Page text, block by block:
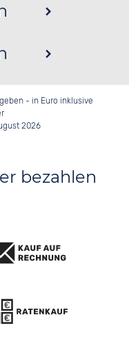
- in Euro inklusive
2026
bezahlen